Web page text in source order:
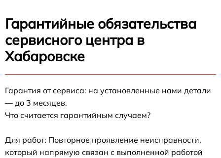
Гарантийные обязательства
сервисного центра в
Хабаровске
Гарантия от сервиса: на установленные нами детали
— до 3 месяцев.
Что считается гарантийным случаем?
Для работ: Повторное проявление неисправности,
который напрямую связан с выполненной работой